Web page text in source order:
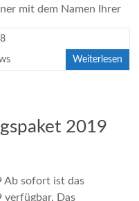
mit dem Namen Ihrer
Weiterlesen
2019
Ab sofort ist das
verfügbar. Das